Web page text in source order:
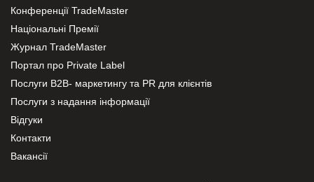
Конференції TradeMaster
Національні Премії
Журнал TradeMaster
Портал про Private Label
Послуги В2В- маркетингу та PR для клієнтів
Послуги з надання інформації
Відгуки
Контакти
Вакансії